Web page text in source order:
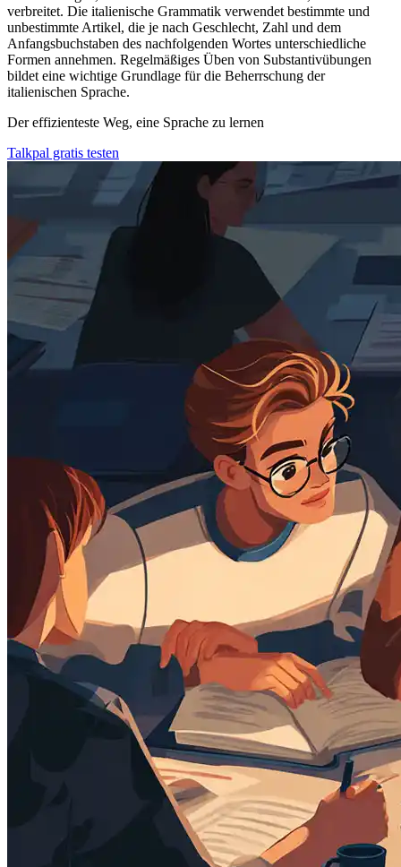
verbreitet. Die italienische Grammatik verwendet bestimmte und
unbestimmte Artikel, die je nach Geschlecht, Zahl und dem
Anfangsbuchstaben des nachfolgenden Wortes unterschiedliche
Formen annehmen. Regelmäßiges Üben von Substantivübungen
bildet eine wichtige Grundlage für die Beherrschung der
italienischen Sprache.
Der effizienteste Weg, eine Sprache zu lernen
Talkpal gratis testen